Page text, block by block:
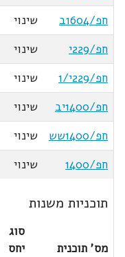
חפ/1604ב
שינוי
חפ/229י
שינוי
חפ/229י/1
שינוי
חפ/1400יב
שינוי
חפ/1400שש
שינוי
חפ/1400
שינוי
תוכניות משנות
מס' תוכנית
סוג
יחס